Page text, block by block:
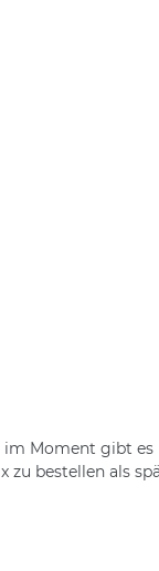
Moment gibt es
zu bestellen als